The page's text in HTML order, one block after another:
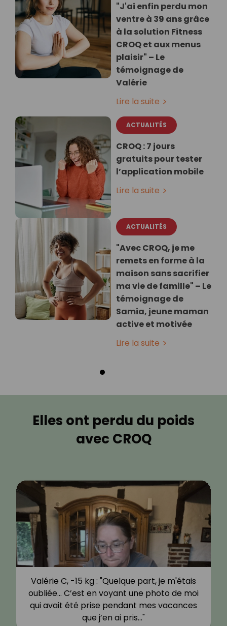
"J'ai enfin perdu mon
ventre à 39 ans grâce
à la solution Fitness
CROQ et aux menus
plaisir" – Le
témoignage de
Valérie
Lire la suite
ACTUALITÉS
CROQ : 7 jours
gratuits pour tester
l’application mobile
Lire la suite
ACTUALITÉS
"Avec CROQ, je me
remets en forme à la
maison sans sacrifier
ma vie de famille" – Le
témoignage de
Samia, jeune maman
active et motivée
Lire la suite
Elles ont perdu du poids
avec CROQ
Valérie C, -15 kg : "Quelque part, je m'étais
oubliée… C’est en voyant une photo de moi
qui avait été prise pendant mes vacances
que j’en ai pris…"